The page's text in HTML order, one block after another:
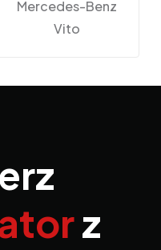
Mercedes-Benz
Vito
z